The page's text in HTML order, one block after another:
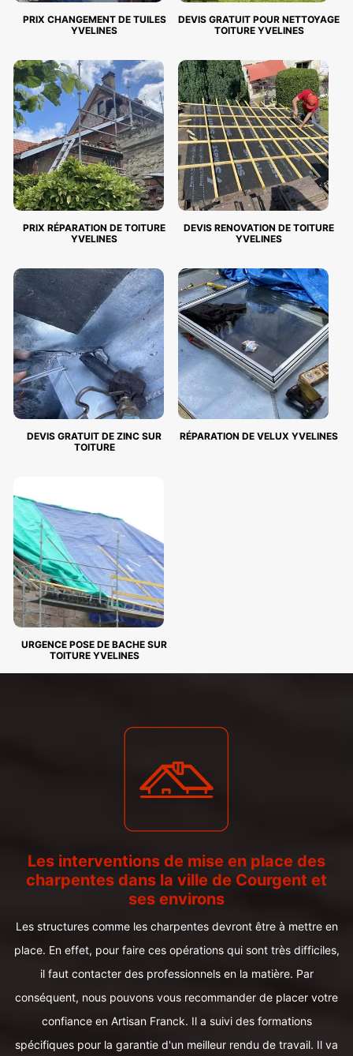
PRIX CHANGEMENT DE TUILES
YVELINES
DEVIS GRATUIT POUR NETTOYAGE
TOITURE YVELINES
PRIX RÉPARATION DE TOITURE
YVELINES
DEVIS RENOVATION DE TOITURE
YVELINES
DEVIS GRATUIT DE ZINC SUR
TOITURE
RÉPARATION DE VELUX YVELINES
URGENCE POSE DE BACHE SUR
TOITURE YVELINES
Les interventions de mise en place des
charpentes dans la ville de Courgent et
ses environs
Les structures comme les charpentes devront être à mettre en
place. En effet, pour faire ces opérations qui sont très difficiles,
il faut contacter des professionnels en la matière. Par
conséquent, nous pouvons vous recommander de placer votre
confiance en Artisan Franck. Il a suivi des formations
spécifiques pour la garantie d'un meilleur rendu de travail. Il va